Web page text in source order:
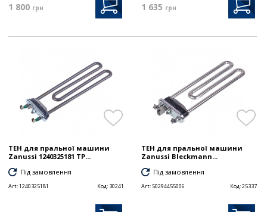
1 800 грн 1 635 грн
ТЕН для пральної машини
Zanussi 1240325181 TP...
Під замовлення
Art:1240325181 Код: 30241
ТЕН для пральної машини
Zanussi Bleckmann...
Під замовлення
Art:50294455006 Код:25337